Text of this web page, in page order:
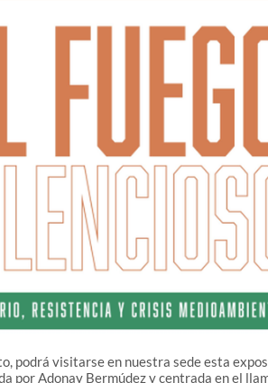
podrá visitarse en nuestra sede esta
por Adonay Bermúdez y centrada en el